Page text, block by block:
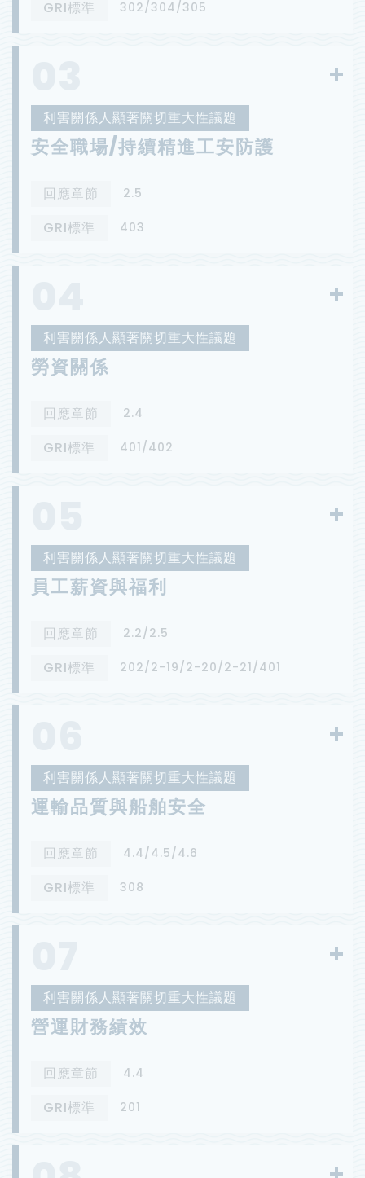
GRI標準 302/304/305
利害關係人顯著關切重大性議題
安全職場/持續精進工安防護
回應章節 2.5
GRI標準 403
利害關係人顯著關切重大性議題
勞資關係
回應章節 2.4
GRI標準 401/402
利害關係人顯著關切重大性議題
員工薪資與福利
回應章節 2.2/2.5
GRI標準 202/2-19/2-20/2-21/401
利害關係人顯著關切重大性議題
運輸品質與船舶安全
回應章節 4.4/4.5/4.6
GRI標準 308
利害關係人顯著關切重大性議題
營運財務績效
回應章節 4.4
GRI標準 201